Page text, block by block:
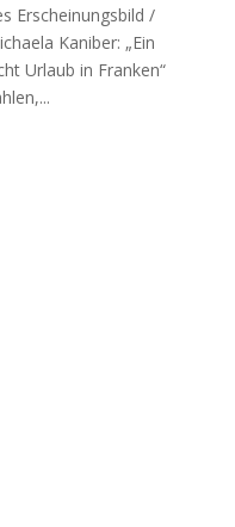
Erschei­nungs­bild /
Kani­ber: „Ein
Urlaub in Fran­ken“